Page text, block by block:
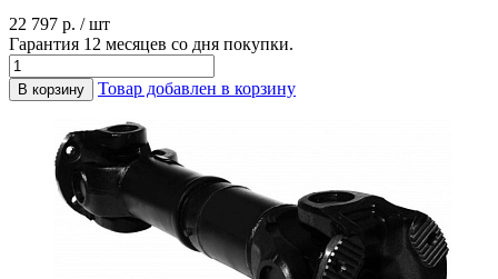
22 797 р. / шт
Гарантия 12 месяцев со дня покупки.
В корзину Товар добавлен в корзину